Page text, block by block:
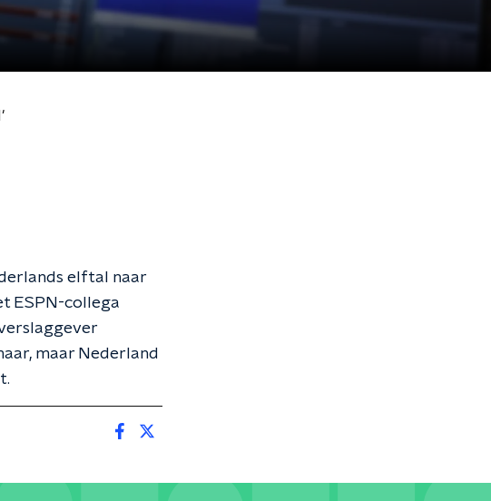
elftal naar
ESPN-collega
maar Nederland